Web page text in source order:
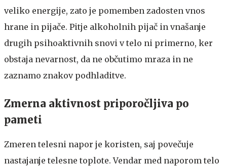
veliko energije, zato je pomemben zadosten vnos
hrane in pijače. Pitje alkoholnih pijač in vnašanje
drugih psihoaktivnih snovi v telo ni primerno, ker
obstaja nevarnost, da ne občutimo mraza in ne
zaznamo znakov podhladitve.
Zmerna aktivnost priporočljiva po
pameti
Zmeren telesni napor je koristen, saj povečuje
nastajanje telesne toplote. Vendar med naporom telo